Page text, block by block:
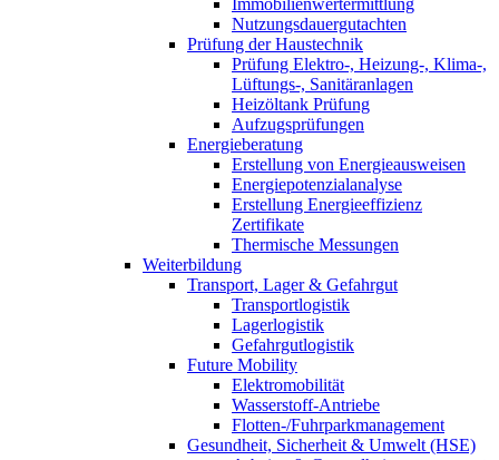
Nutzungsdauergutachten
Prüfung der Haustechnik
Prüfung Elektro-, Heizung-, Klima-,
Lüftungs-, Sanitäranlagen
Heizöltank Prüfung
Aufzugsprüfungen
Energieberatung
Erstellung von Energieausweisen
Energiepotenzialanalyse
Erstellung Energieeffizienz
Zertifikate
Thermische Messungen
Weiterbildung
Transport, Lager & Gefahrgut
Transportlogistik
Lagerlogistik
Gefahrgutlogistik
Future Mobility
Elektromobilität
Wasserstoff-Antriebe
Flotten-/Fuhrparkmanagement
Gesundheit, Sicherheit & Umwelt (HSE)